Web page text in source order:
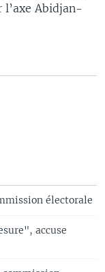
Abidjan-
électorale
accuse